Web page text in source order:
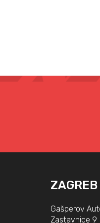
ZAGREB
Gašperov
Zastavnice 9